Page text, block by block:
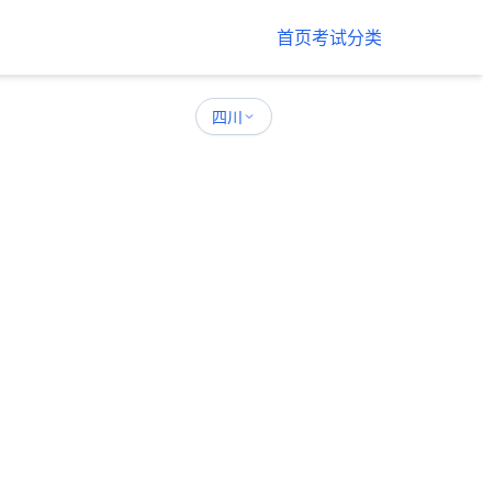
首页考试分类
四川